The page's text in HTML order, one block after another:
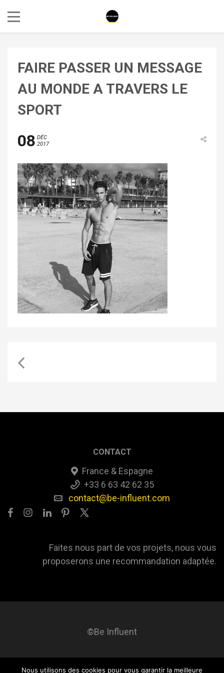
FAIRE PASSER UN MESSAGE
AU MONDE A TRAVERS LE
SPORT
08 DÉC
2017
CONTACT
France & Espagne
+33 6 63 42 62 35
contact@be-influent.com
Faites nous part de vos projets, nous vous
proposerons une recommandation adaptée.
©Be Influent
Nous utilisons des cookies pour vous garantir la meilleure